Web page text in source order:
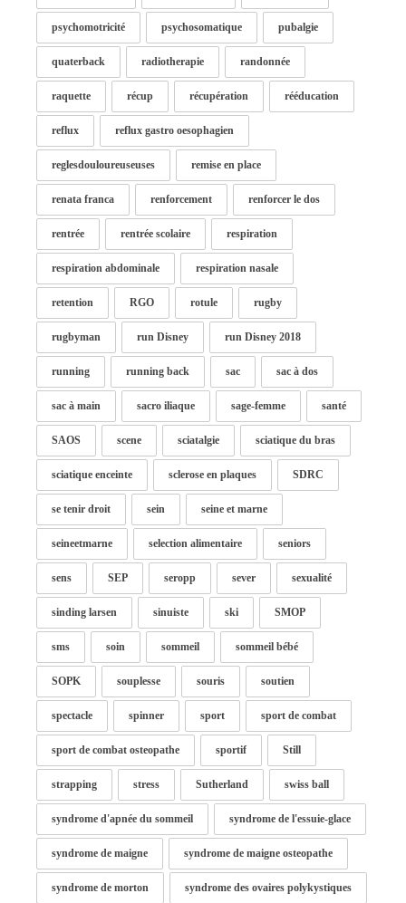
psychomotricité psychosomatique pubalgie
quaterback radiotherapie randonnée
raquette récup récupération rééducation
reflux reflux gastro oesophagien
reglesdouloureuseuses remise en place
renata franca renforcement renforcer le dos
rentrée rentrée scolaire respiration
respiration abdominale respiration nasale
retention RGO rotule rugby
rugbyman run Disney run Disney 2018
running running back sac sac à dos
sac à main sacro iliaque sage-femme santé
SAOS scene sciatalgie sciatique du bras
sciatique enceinte sclerose en plaques SDRC
se tenir droit sein seine et marne
seineetmarne selection alimentaire seniors
sens SEP seropp sever sexualité
sinding larsen sinuiste ski SMOP
sms soin sommeil sommeil bébé
SOPK souplesse souris soutien
spectacle spinner sport sport de combat
sport de combat osteopathe sportif Still
strapping stress Sutherland swiss ball
syndrome d'apnée du sommeil syndrome de l'essuie-glace
syndrome de maigne syndrome de maigne osteopathe
syndrome de morton syndrome des ovaires polykystiques